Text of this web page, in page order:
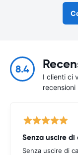
8.4
I clienti ci
recensioni
Senza uscire di
Senza uscire di